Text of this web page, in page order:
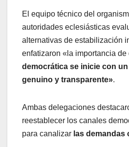
El equipo técnico del
autoridades eclesiásticas
alternativas de estabilización
enfatizaron «la importancia de
democrática se inicie con
genuino y transparente».
Ambas delegaciones
reestablecer los canales
para canalizar las demandas